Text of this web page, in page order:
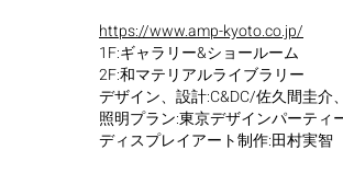
https://www.amp-kyoto.co.jp/
1F:ギャラリー&ショールーム
2F:和マテリアルライブラリー
デザイン、設計:C&DC/佐久間圭介
照明プラン:東京デザインパーティ
ディスプレイアート制作:田村実智